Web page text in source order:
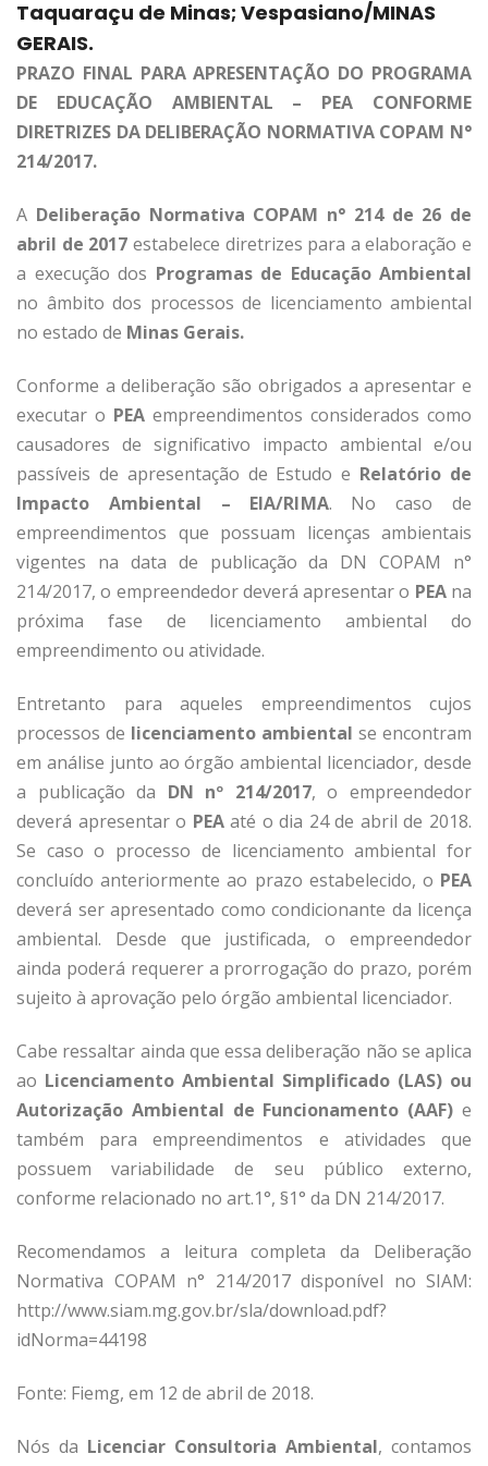
Taquaraçu de Minas; Vespasiano/MINAS
GERAIS.
PRAZO FINAL PARA APRESENTAÇÃO DO PROGRAMA
DE EDUCAÇÃO AMBIENTAL – PEA CONFORME
DIRETRIZES DA DELIBERAÇÃO NORMATIVA COPAM N°
214/2017.
A Deliberação Normativa COPAM n° 214 de 26 de
abril de 2017 estabelece diretrizes para a elaboração e
a execução dos Programas de Educação Ambiental
no âmbito dos processos de licenciamento ambiental
no estado de Minas Gerais.
Conforme a deliberação são obrigados a apresentar e
executar o PEA empreendimentos considerados como
causadores de significativo impacto ambiental e/ou
passíveis de apresentação de Estudo e Relatório de
Impacto Ambiental – EIA/RIMA. No caso de
empreendimentos que possuam licenças ambientais
vigentes na data de publicação da DN COPAM n°
214/2017, o empreendedor deverá apresentar o PEAna
próxima fase de licenciamento ambiental do
empreendimento ou atividade.
Entretanto para aqueles empreendimentos cujos
processos de licenciamento ambiental se encontram
em análise junto ao órgão ambiental licenciador, desde
a publicação da DN nº 214/2017, o empreendedor
deverá apresentar o PEAaté o dia 24 de abril de 2018.
Se caso o processo de licenciamento ambiental for
concluído anteriormente ao prazo estabelecido, o PEA
deverá ser apresentado como condicionante da licença
ambiental. Desde que justificada, o empreendedor
ainda poderá requerer a prorrogação do prazo, porém
sujeito à aprovação pelo órgão ambiental licenciador.
Cabe ressaltar ainda que essa deliberação não se aplica
ao Licenciamento Ambiental Simplificado (LAS) ou
Autorização Ambiental de Funcionamento (AAF) e
também para empreendimentos e atividades que
possuem variabilidade de seu público externo,
conforme relacionado no art.1°, §1° da DN 214/2017.
Recomendamos a leitura completa da Deliberação
Normativa COPAM n° 214/2017 disponível no SIAM:
http://www.siam.mg.gov.br/sla/download.pdf?
idNorma=44198
Fonte: Fiemg, em 12 de abril de 2018.
Nós da Licenciar Consultoria Ambiental, contamos